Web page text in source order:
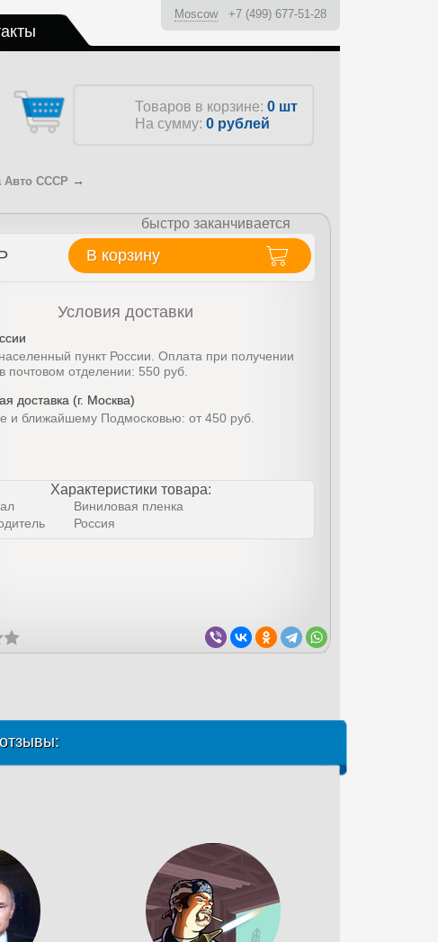
Moscow +7 (499) 677-51-28
Товаров в корзине: 0 шт
На сумму: 0 рублей
Авто СССР →
быстро заканчивается
В корзину
Условия доставки
пункт России. Оплата при получении
почтовом отделении: 550 руб.
доставка (г. Москва)
и ближайшему Подмосковью: от 450 руб.
Характеристики товара:
Виниловая пленка
Россия